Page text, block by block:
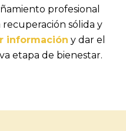
profesional
sólida y
información y dar el
etapa de bienestar.